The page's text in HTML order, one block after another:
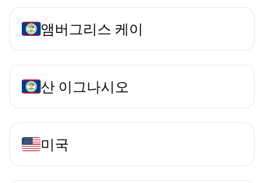
앰버그리스 케이
산 이그나시오
미국